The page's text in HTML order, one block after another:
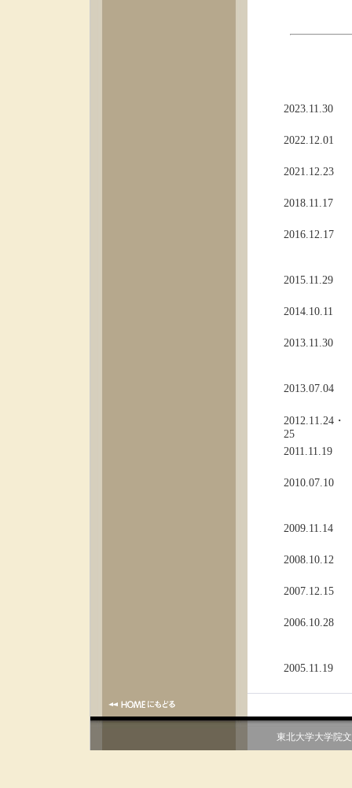
2023.11.30
2022.12.01
2021.12.23
2018.11.17
2016.12.17
2015.11.29
2014.10.11
2013.11.30
2013.07.04
2012.11.24・
25
2011.11.19
2010.07.10
2009.11.14
2008.10.12
2007.12.15
2006.10.28
2005.11.19
東北大学大学院